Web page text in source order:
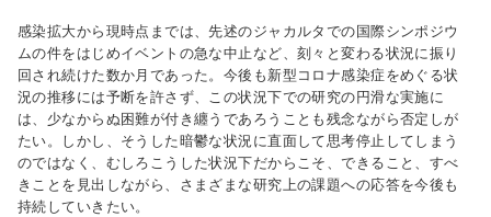
感染拡大から現時点までは、先述のジャカルタでの国際シンポジウ
ムの件をはじめイベントの急な中止など、刻々と変わる状況に振り
回され続けた数か月であった。今後も新型コロナ感染症をめぐる状
況の推移には予断を許さず、この状況下での研究の円滑な実施に
は、少なからぬ困難が付き纏うであろうことも残念ながら否定しが
たい。しかし、そうした暗鬱な状況に直面して思考停止してしまう
のではなく、むしろこうした状況下だからこそ、できること、すべ
きことを見出しながら、さまざまな研究上の課題への応答を今後も
持続していきたい。